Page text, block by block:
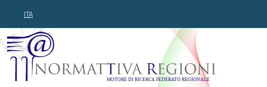
ITA